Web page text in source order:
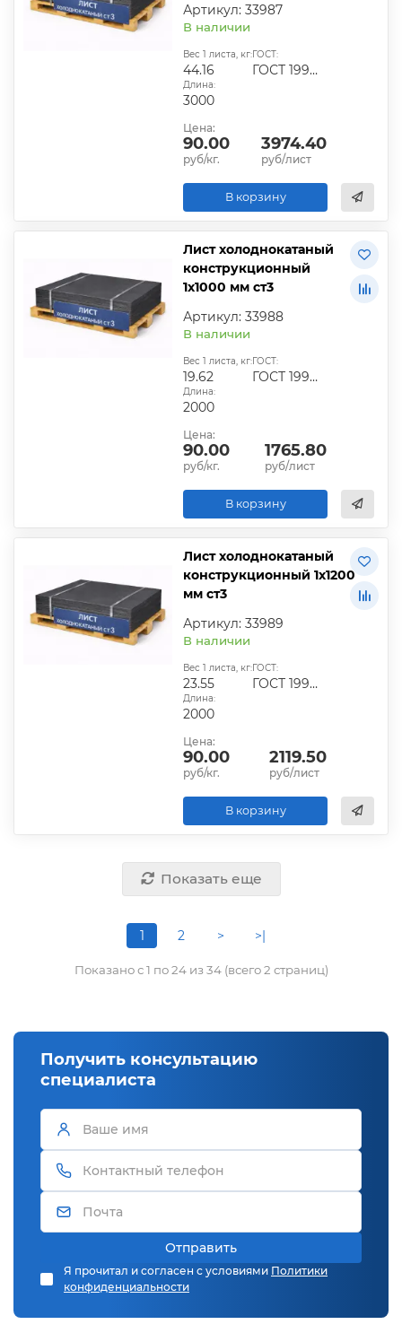
Артикул: 33987
В наличии
Вес 1 листа, кг:
44.16
ГОСТ:
ГОСТ 19904-90
Длина:
3000
Цена:
90.00
руб/кг.
3974.40
руб/лист
В корзину
Лист холоднокатаный
конструкционный
1х1000 мм ст3
Артикул: 33988
В наличии
Вес 1 листа, кг:
19.62
ГОСТ:
ГОСТ 19904-90
Длина:
2000
Цена:
90.00
руб/кг.
1765.80
руб/лист
В корзину
Лист холоднокатаный
конструкционный 1х1200
мм ст3
Артикул: 33989
В наличии
Вес 1 листа, кг:
23.55
ГОСТ:
ГОСТ 19904-90
Длина:
2000
Цена:
90.00
руб/кг.
2119.50
руб/лист
В корзину
Показать еще
1 2 > >|
Показано с 1 по 24 из 34 (всего 2 страниц)
Получить консультацию
специалиста
Отправить
Я прочитал и согласен с условиями Политики
конфиденциальности